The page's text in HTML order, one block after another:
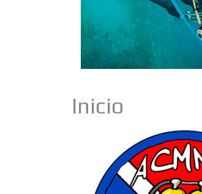
Inicio